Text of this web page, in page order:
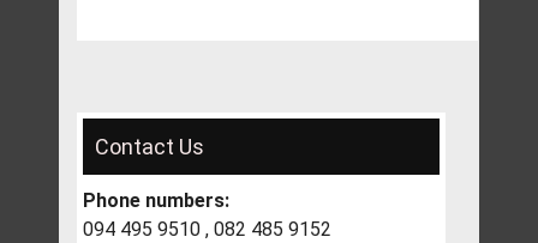
Contact Us
Phone numbers:
094 495 9510 , 082 485 9152